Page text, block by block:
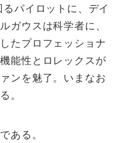
パイロットに、デイ
ガウスは科学者に、
たプロフェッショナ
能性とロレックスが
ンを魅了。いまなお
。
ある。